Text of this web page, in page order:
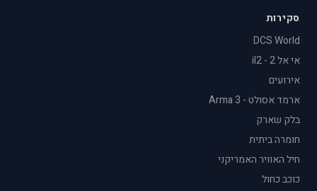
סקירות
DCS World
אי אל 2 - il2
אירועים
ארמד אסולט - Arma 3
בלק שארק
חומרה ביתית
חיל האוויר האמריקני
כוכב כחול